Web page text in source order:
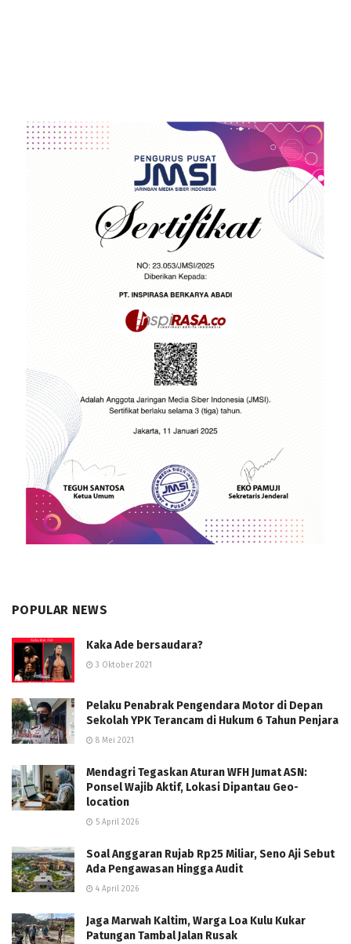
POPULAR NEWS
Kaka Ade bersaudara?
3 Oktober 2021
Pelaku Penabrak Pengendara Motor di Depan
Sekolah YPK Terancam di Hukum 6 Tahun Penjara
8 Mei 2021
Mendagri Tegaskan Aturan WFH Jumat ASN:
Ponsel Wajib Aktif, Lokasi Dipantau Geo-
location
5 April 2026
Soal Anggaran Rujab Rp25 Miliar, Seno Aji Sebut
Ada Pengawasan Hingga Audit
4 April 2026
Jaga Marwah Kaltim, Warga Loa Kulu Kukar
Patungan Tambal Jalan Rusak